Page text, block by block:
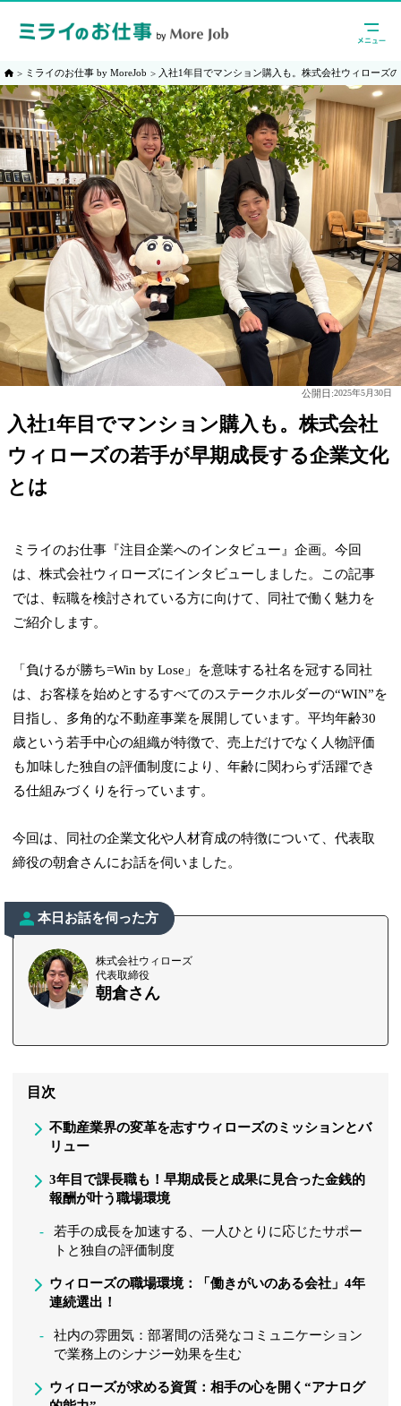
ミライのお仕事 by MoreJob 入社1年目でマンション購入も。株式会社ウィローズ
公開日:2025年5月30日
入社1年目でマンション購入も。株式会社
ウィローズの若手が早期成長する企業文化
とは
ミライのお仕事『注目企業へのインタビュー』企画。今回
は、株式会社ウィローズにインタビューしました。この記事
では、転職を検討されている方に向けて、同社で働く魅力を
ご紹介します。
「負けるが勝ち=Win by Lose」を意味する社名を冠する同社
は、お客様を始めとするすべてのステークホルダーの“WIN”を
目指し、多角的な不動産事業を展開しています。平均年齢30
歳という若手中心の組織が特徴で、売上だけでなく人物評価
も加味した独自の評価制度により、年齢に関わらず活躍でき
る仕組みづくりを行っています。
今回は、同社の企業文化や人材育成の特徴について、代表取
締役の朝倉さんにお話を伺いました。
本日お話を伺った方
株式会社ウィローズ
代表取締役
朝倉さん
目次
不動産業界の変革を志すウィローズのミッションとバ
リュー
3年目で課長職も！早期成長と成果に見合った金銭的
報酬が叶う職場環境
若手の成長を加速する、一人ひとりに応じたサポー
トと独自の評価制度
ウィローズの職場環境：「働きがいのある会社」4年
連続選出！
社内の雰囲気：部署間の活発なコミュニケーション
で業務上のシナジー効果を生む
ウィローズが求める資質：相手の心を開く“アナログ